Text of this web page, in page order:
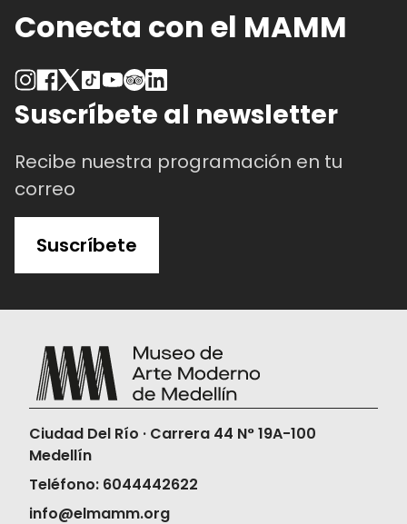
Conecta con el MAMM
Suscríbete al newsletter
Recibe nuestra programación en tu
correo
Suscríbete
Ciudad Del Río · Carrera 44 N° 19A-100
Medellín
Teléfono: 6044442622
info@elmamm.org